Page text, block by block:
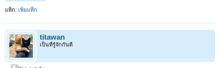
แท็ก: เพิ่มแท็ก
titawan
เป็นที่รู้จักกันดี